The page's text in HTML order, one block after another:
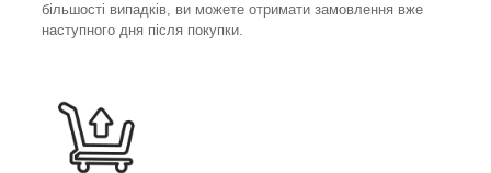
більшості випадків, ви можете отримати замовлення вже
наступного дня після покупки.